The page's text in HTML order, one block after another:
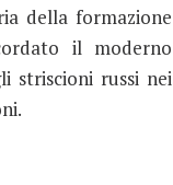
della formazione
il moderno
striscioni russi nei